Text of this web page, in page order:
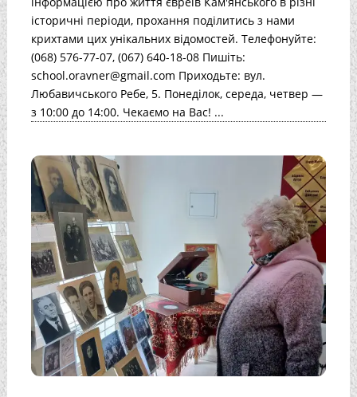
історичні періоди, прохання поділитись з нами
крихтами цих унікальних відомостей. Телефонуйте:
(068) 576-77-07, (067) 640-18-08 Пишіть:
school.oravner@gmail.com Приходьте: вул.
Любавичського Ребе, 5. Понеділок, середа, четвер —
з 10:00 до 14:00. Чекаємо на Вас! ...